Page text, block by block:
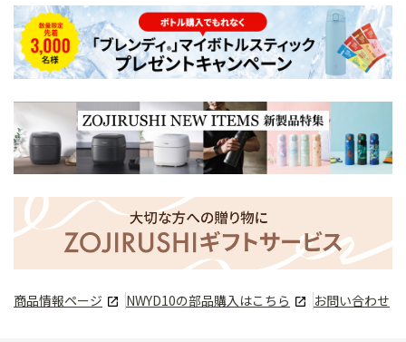
商品情報ページ NWYD10の部品購入はこちら お問い合わせ